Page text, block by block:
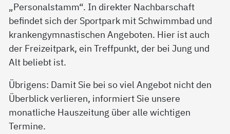
„Personalstamm“. In direkter Nachbarschaft
befindet sich der Sportpark mit Schwimmbad und
krankengymnastischen Angeboten. Hier ist auch
der Freizeitpark, ein Treffpunkt, der bei Jung und
Alt beliebt ist.
Übrigens: Damit Sie bei so viel Angebot nicht den
Überblick verlieren, informiert Sie unsere
monatliche Hauszeitung über alle wichtigen
Termine.